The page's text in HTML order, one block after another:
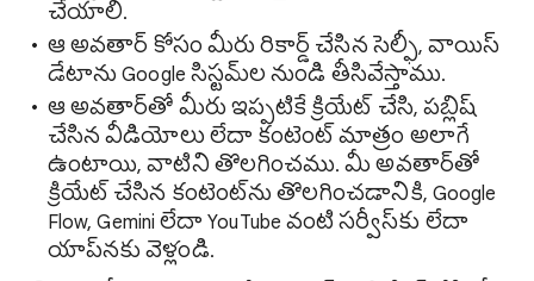
చేయాలి.
ఆ అవతార్ కోసం మీరు రికార్డ్ చేసిన సెల్ఫీ, వాయిస్
డేటాను Google సిస్టమ్‌ల నుండి తీసివేస్తాము.
ఆ అవతార్‌తో మీరు ఇప్పటికే క్రియేట్ చేసి, పబ్లిష్
చేసిన వీడియోలు లేదా కంటెంట్ మాత్రం అలాగే
ఉంటాయి, వాటిని తొలగించము. మీ అవతార్‌తో
క్రియేట్ చేసిన కంటెంట్‌ను తొలగించడానికి, Google
Flow, Gemini లేదా YouTube వంటి సర్వీస్‌కు లేదా
యాప్‌నకు వెళ్లండి.